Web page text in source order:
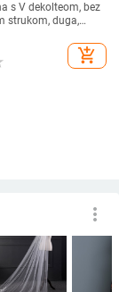
s V dekolteom, bez
strukom, duga,
zip
add_shopping_cart
more_vert